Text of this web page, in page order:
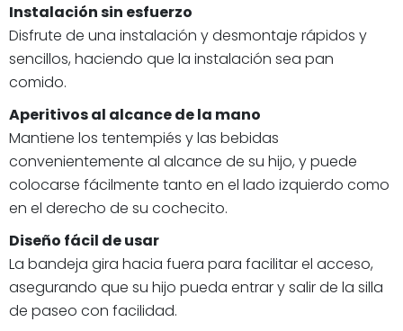
Instalación sin esfuerzo
Disfrute de una instalación y desmontaje rápidos y
sencillos, haciendo que la instalación sea pan
comido.
Aperitivos al alcance de la mano
Mantiene los tentempiés y las bebidas
convenientemente al alcance de su hijo, y puede
colocarse fácilmente tanto en el lado izquierdo como
en el derecho de su cochecito.
Diseño fácil de usar
La bandeja gira hacia fuera para facilitar el acceso,
asegurando que su hijo pueda entrar y salir de la silla
de paseo con facilidad.